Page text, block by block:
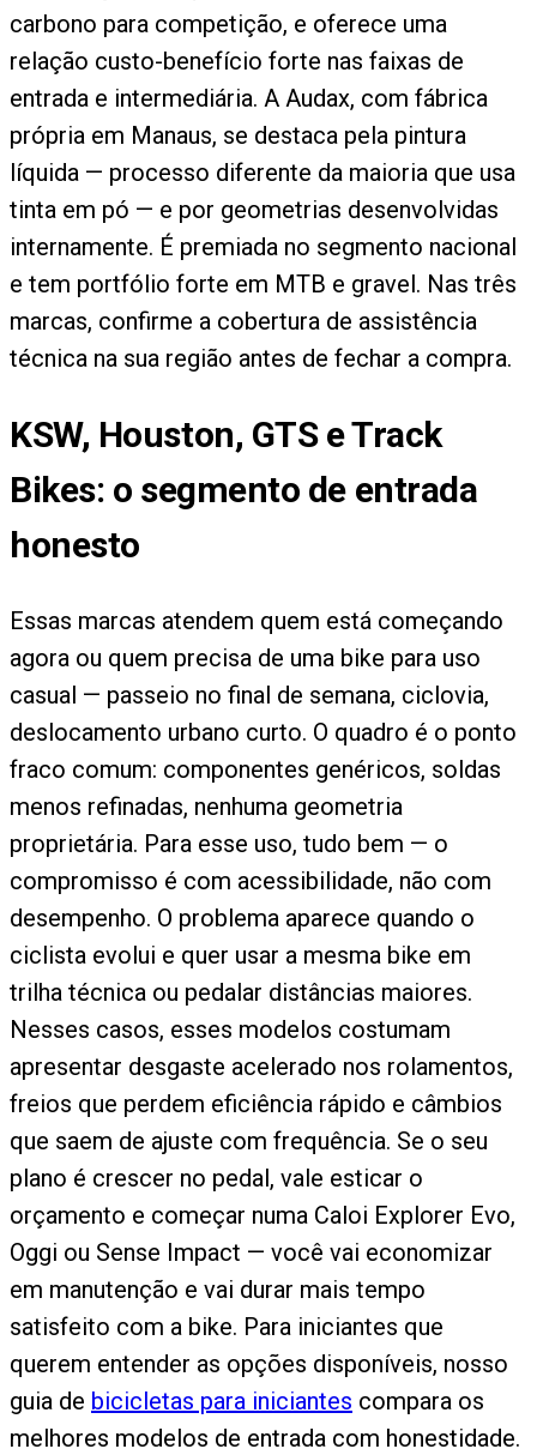
carbono para competição, e oferece uma
relação custo-benefício forte nas faixas de
entrada e intermediária. A Audax, com fábrica
própria em Manaus, se destaca pela pintura
líquida — processo diferente da maioria que usa
tinta em pó — e por geometrias desenvolvidas
internamente. É premiada no segmento nacional
e tem portfólio forte em MTB e gravel. Nas três
marcas, confirme a cobertura de assistência
técnica na sua região antes de fechar a compra.
KSW, Houston, GTS e Track
Bikes: o segmento de entrada
honesto
Essas marcas atendem quem está começando
agora ou quem precisa de uma bike para uso
casual — passeio no final de semana, ciclovia,
deslocamento urbano curto. O quadro é o ponto
fraco comum: componentes genéricos, soldas
menos refinadas, nenhuma geometria
proprietária. Para esse uso, tudo bem — o
compromisso é com acessibilidade, não com
desempenho. O problema aparece quando o
ciclista evolui e quer usar a mesma bike em
trilha técnica ou pedalar distâncias maiores.
Nesses casos, esses modelos costumam
apresentar desgaste acelerado nos rolamentos,
freios que perdem eficiência rápido e câmbios
que saem de ajuste com frequência. Se o seu
plano é crescer no pedal, vale esticar o
orçamento e começar numa Caloi Explorer Evo,
Oggi ou Sense Impact — você vai economizar
em manutenção e vai durar mais tempo
satisfeito com a bike. Para iniciantes que
querem entender as opções disponíveis, nosso
guia de bicicletas para iniciantes compara os
melhores modelos de entrada com honestidade.